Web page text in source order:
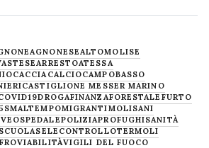
AGNONESEALTOMOLISE
ARRESTOATESSA
CACCIACALCIOCAMPOBASSO
CASTIGLIONE MESSER MARINO
DROGAFINANZAFORESTALE FURTO
MALTEMPOMIGRANTIMOLISANI
OSPEDALEPOLIZIAPROFUGHISANITÀ
SCUOLASELECONTROLLOTERMOLI
VIABILITÀVIGILI DEL FUOCO